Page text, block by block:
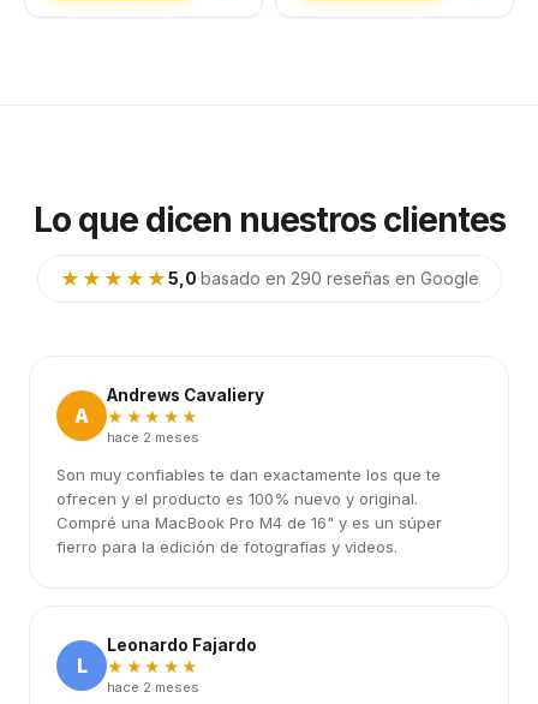
Lo que dicen nuestros clientes
★★★★★5,0·basado en 290 reseñas en Google
A
Andrews Cavaliery
★★★★★
hace 2 meses
Son muy confiables te dan exactamente los que te
ofrecen y el producto es 100% nuevo y original.
Compré una MacBook Pro M4 de 16" y es un súper
fierro para la edición de fotografías y videos.
L
Leonardo Fajardo
★★★★★
hace 2 meses